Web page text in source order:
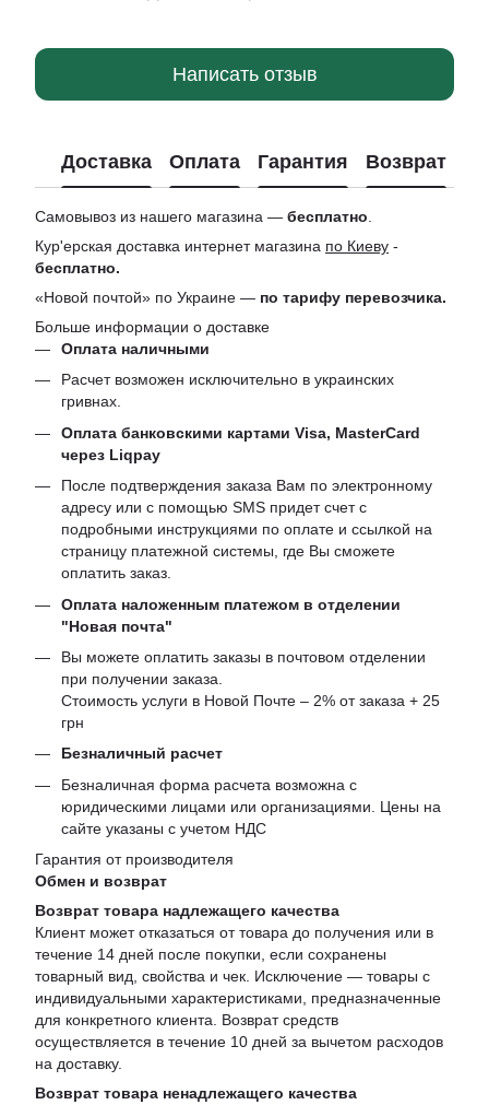
Написать отзыв
Доставка Оплата Гарантия Возврат
Самовывоз из нашего магазина — бесплатно
Кур'ерская доставка интернет магазина по Киеву -
бесплатно.
«Новой почтой» по Украине — по тарифу перевозчика.
Больше информации о доставке
Оплата наличными
Расчет возможен исключительно в украинских
гривнах.
Оплата банковскими картами Visa, MasterCard
через Liqpay
После подтверждения заказа Вам по электронному
адресу или с помощью SMS придет счет с
подробными инструкциями по оплате и ссылкой на
страницу платежной системы, где Вы сможете
оплатить заказ.
Оплата наложенным платежом в отделении
"Новая почта"
Вы можете оплатить заказы в почтовом отделении
при получении заказа.
Стоимость услуги в Новой Почте – 2% от заказа + 25
грн
Безналичный расчет
Безналичная форма расчета возможна с
юридическими лицами или организациями. Цены на
сайте указаны с учетом НДС
Гарантия от производителя
Обмен и возврат
Возврат товара надлежащего качества
Клиент может отказаться от товара до получения или в
течение 14 дней после покупки, если сохранены
товарный вид, свойства и чек. Исключение — товары с
индивидуальными характеристиками, предназначенные
для конкретного клиента. Возврат средств
осуществляется в течение 10 дней за вычетом расходов
на доставку.
Возврат товара ненадлежащего качества